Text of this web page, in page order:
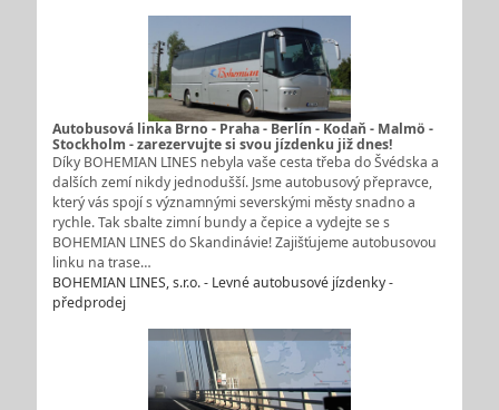
Autobusová linka Brno - Praha - Berlín - Kodaň - Malmö -
Stockholm - zarezervujte si svou jízdenku již dnes!
Díky BOHEMIAN LINES nebyla vaše cesta třeba do Švédska a
dalších zemí nikdy jednodušší. Jsme autobusový přepravce,
který vás spojí s významnými severskými městy snadno a
rychle. Tak sbalte zimní bundy a čepice a vydejte se s
BOHEMIAN LINES do Skandinávie! Zajišťujeme autobusovou
linku na trase…
BOHEMIAN LINES, s.r.o. - Levné autobusové jízdenky -
předprodej